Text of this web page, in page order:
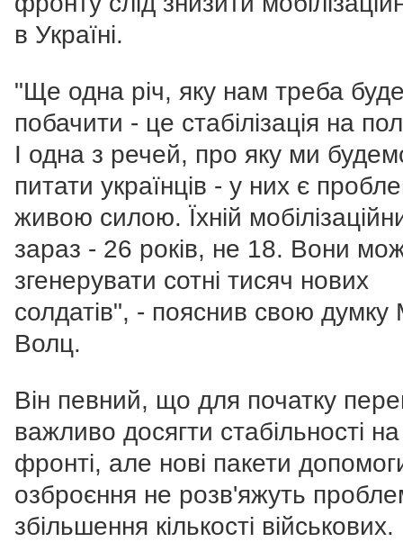
в Україні.
"Ще одна річ, яку нам треба
побачити - це стабілізація на
І одна з речей, про яку ми
питати українців - у них є
живою силою. Їхній
зараз - 26 років, не 18. Вони
згенерувати сотні тисяч нових
солдатів", - пояснив свою думку
Волц.
Він певний, що для початку
важливо досягти стабільності на
фронті, але нові пакети
озброєння не розв'яжуть
збільшення кількості військових.